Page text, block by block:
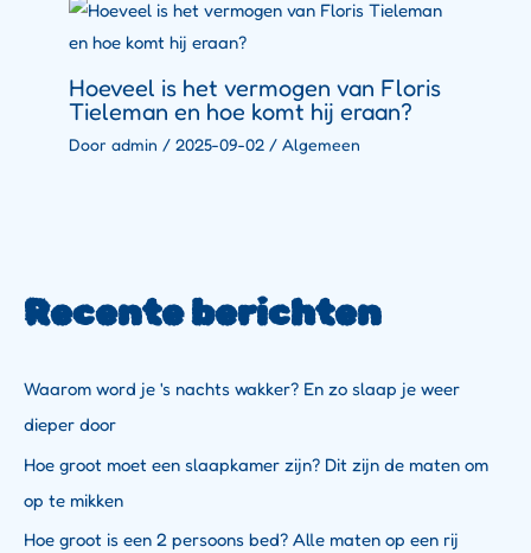
Hoeveel is het vermogen van Floris
Tieleman en hoe komt hij eraan?
Door admin / 2025-09-02 / Algemeen
Recente berichten
Waarom word je 's nachts wakker? En zo slaap je weer
dieper door
Hoe groot moet een slaapkamer zijn? Dit zijn de maten om
op te mikken
Hoe groot is een 2 persoons bed? Alle maten op een rij